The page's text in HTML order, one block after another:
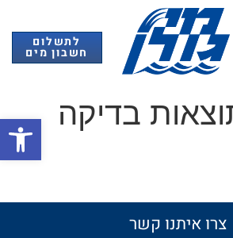
לתשלום
חשבון מים
בדיקה
צרו איתנו קשר